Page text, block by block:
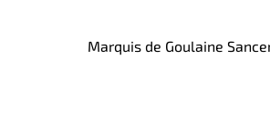
Marquis de Goulaine